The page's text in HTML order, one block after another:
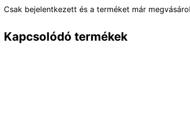
Csak bejelentkezett és a terméket már
Kapcsolódó termékek